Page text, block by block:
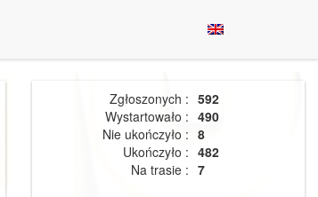
Zgłoszonych : 592
Wystartowało : 490
Nie ukończyło : 8
Ukończyło : 482
Na trasie : 7